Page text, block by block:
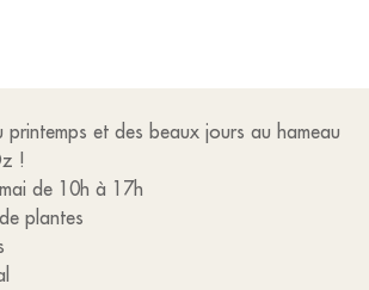
printemps et des beaux jours au hameau
!
de 10h à 17h
plantes